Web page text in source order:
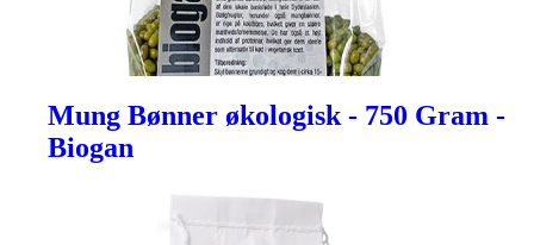
Mung Bønner økologisk - 750 Gram -
Biogan